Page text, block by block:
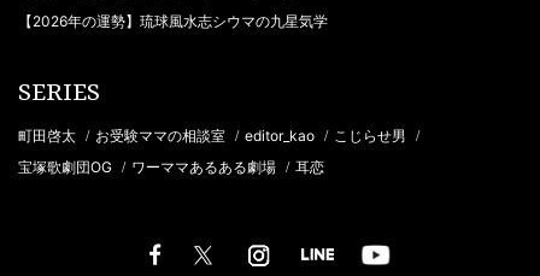
【2026年の運勢】琉球風水志シウマの九星気学
SERIES
町田啓太 / お受験ママの相談室 / editor_kao / こじらせ男 /
宝塚歌劇団OG / ワーママあるある劇場 / 耳恋